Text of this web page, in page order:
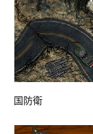
国防衛